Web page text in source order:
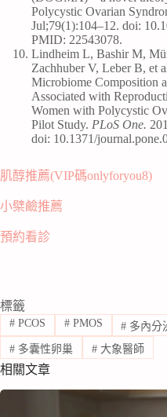
Polycystic Ovarian
Jul;79(1):104–12. doi:
PMID: 22543078.
Lindheim L, Bashir M,
Zachhuber V, Leber B, et
Microbiome Composition
Associated with
Women with Polycystic
Pilot Study. PLoS One.
doi: 10.1371/
肌醇推薦(VIP碼onlyforyou8)
小檗鹼推薦
預約看診
標籤
#PCOS #PMOS # 多內分
#多囊性卵巢 #大象醫師
相關文章